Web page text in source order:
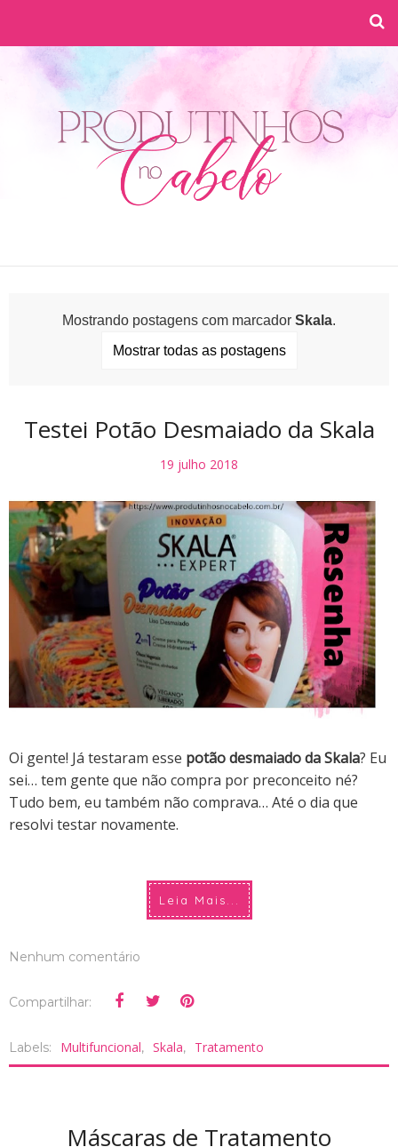
Mostrando postagens com marcador Skala.
Mostrar todas as postagens
Testei Potão Desmaiado da Skala
19 julho 2018
Oi gente! Já testaram esse potão desmaiado da Skala? Eu
sei… tem gente que não compra por preconceito né?
Tudo bem, eu também não comprava… Até o dia que
resolvi testar novamente.
Leia Mais...
Nenhum comentário
Compartilhar:
Labels: Multifuncional, Skala, Tratamento
Máscaras de Tratamento